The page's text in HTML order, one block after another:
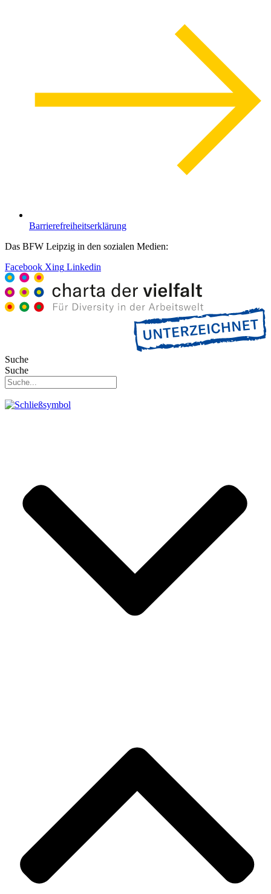
Barrierefreiheitserklärung
Das BFW Leipzig in den sozialen Medien:
Facebook Xing Linkedin
Suche
Suche